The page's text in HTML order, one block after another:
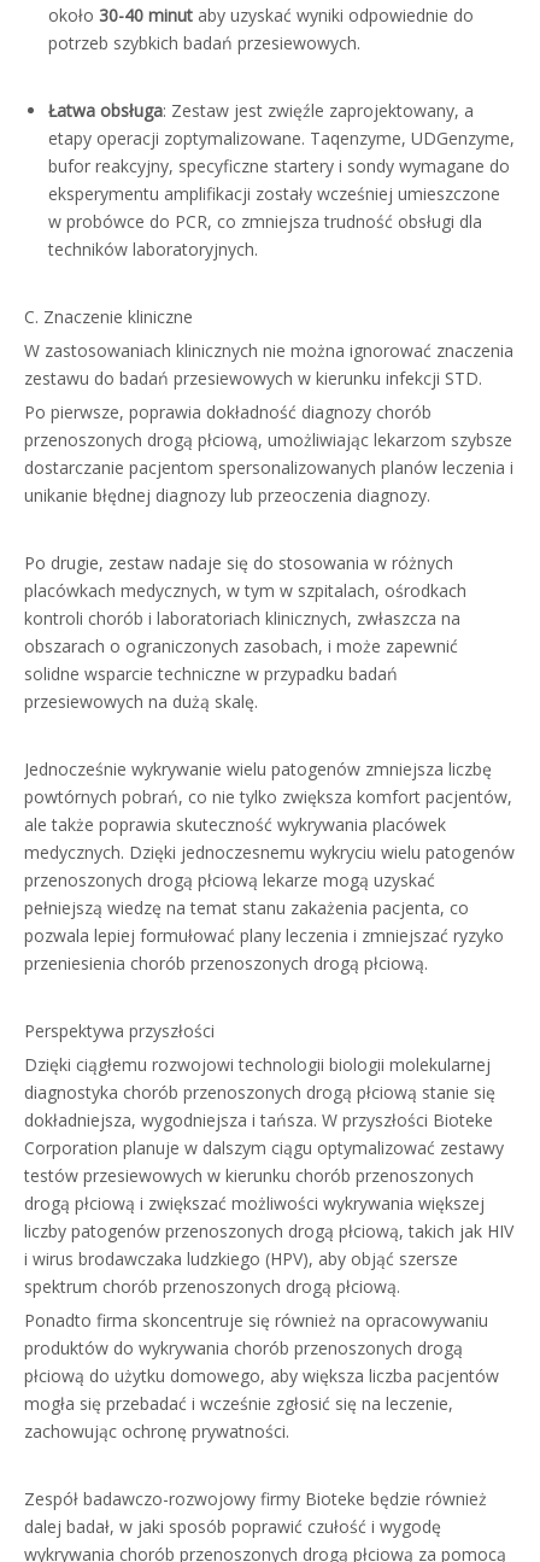
około 30-40 minut aby uzyskać wyniki odpowiednie do
potrzeb szybkich badań przesiewowych.
Łatwa obsługa: Zestaw jest zwięźle zaprojektowany, a
etapy operacji zoptymalizowane. Taqenzyme, UDGenzyme,
bufor reakcyjny, specyficzne startery i sondy wymagane do
eksperymentu amplifikacji zostały wcześniej umieszczone
w probówce do PCR, co zmniejsza trudność obsługi dla
techników laboratoryjnych.
C. Znaczenie kliniczne
W zastosowaniach klinicznych nie można ignorować znaczenia
zestawu do badań przesiewowych w kierunku infekcji STD.
Po pierwsze, poprawia dokładność diagnozy chorób
przenoszonych drogą płciową, umożliwiając lekarzom szybsze
dostarczanie pacjentom spersonalizowanych planów leczenia i
unikanie błędnej diagnozy lub przeoczenia diagnozy.
Po drugie, zestaw nadaje się do stosowania w różnych
placówkach medycznych, w tym w szpitalach, ośrodkach
kontroli chorób i laboratoriach klinicznych, zwłaszcza na
obszarach o ograniczonych zasobach, i może zapewnić
solidne wsparcie techniczne w przypadku badań
przesiewowych na dużą skalę.
Jednocześnie wykrywanie wielu patogenów zmniejsza liczbę
powtórnych pobrań, co nie tylko zwiększa komfort pacjentów,
ale także poprawia skuteczność wykrywania placówek
medycznych. Dzięki jednoczesnemu wykryciu wielu patogenów
przenoszonych drogą płciową lekarze mogą uzyskać
pełniejszą wiedzę na temat stanu zakażenia pacjenta, co
pozwala lepiej formułować plany leczenia i zmniejszać ryzyko
przeniesienia chorób przenoszonych drogą płciową.
Perspektywa przyszłości
Dzięki ciągłemu rozwojowi technologii biologii molekularnej
diagnostyka chorób przenoszonych drogą płciową stanie się
dokładniejsza, wygodniejsza i tańsza. W przyszłości Bioteke
Corporation planuje w dalszym ciągu optymalizować zestawy
testów przesiewowych w kierunku chorób przenoszonych
drogą płciową i zwiększać możliwości wykrywania większej
liczby patogenów przenoszonych drogą płciową, takich jak HIV
i wirus brodawczaka ludzkiego (HPV), aby objąć szersze
spektrum chorób przenoszonych drogą płciową.
Ponadto firma skoncentruje się również na opracowywaniu
produktów do wykrywania chorób przenoszonych drogą
płciową do użytku domowego, aby większa liczba pacjentów
mogła się przebadać i wcześnie zgłosić się na leczenie,
zachowując ochronę prywatności.
Zespół badawczo-rozwojowy firmy Bioteke będzie również
dalej badał, w jaki sposób poprawić czułość i wygodę
wykrywania chorób przenoszonych drogą płciową za pomocą